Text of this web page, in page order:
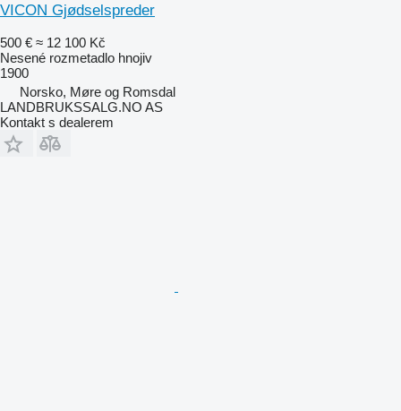
VICON Gjødselspreder
500 € ≈ 12 100 Kč
Nesené rozmetadlo hnojiv
1900
Norsko, Møre og Romsdal
LANDBRUKSSALG.NO AS
Kontakt s dealerem